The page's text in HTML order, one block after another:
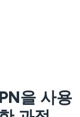
을 사용